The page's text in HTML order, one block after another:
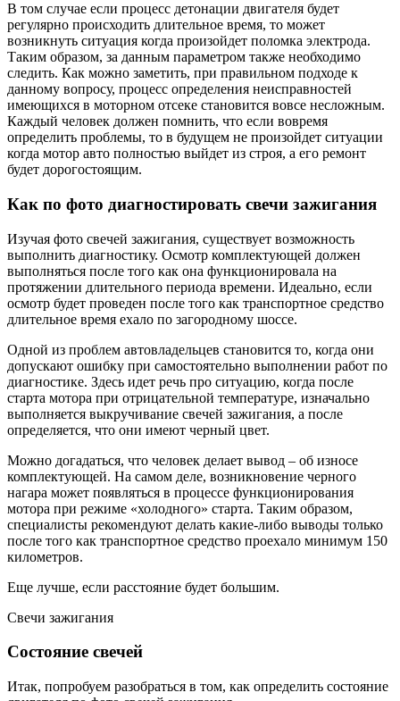
В том случае если процесс детонации двигателя будет
регулярно происходить длительное время, то может
возникнуть ситуация когда произойдет поломка электрода.
Таким образом, за данным параметром также необходимо
следить. Как можно заметить, при правильном подходе к
данному вопросу, процесс определения неисправностей
имеющихся в моторном отсеке становится вовсе несложным.
Каждый человек должен помнить, что если вовремя
определить проблемы, то в будущем не произойдет ситуации
когда мотор авто полностью выйдет из строя, а его ремонт
будет дорогостоящим.
Как по фото диагностировать свечи зажигания
Изучая фото свечей зажигания, существует возможность
выполнить диагностику. Осмотр комплектующей должен
выполняться после того как она функционировала на
протяжении длительного периода времени. Идеально, если
осмотр будет проведен после того как транспортное средство
длительное время ехало по загородному шоссе.
Одной из проблем автовладельцев становится то, когда они
допускают ошибку при самостоятельно выполнении работ по
диагностике. Здесь идет речь про ситуацию, когда после
старта мотора при отрицательной температуре, изначально
выполняется выкручивание свечей зажигания, а после
определяется, что они имеют черный цвет.
Можно догадаться, что человек делает вывод – об износе
комплектующей. На самом деле, возникновение черного
нагара может появляться в процессе функционирования
мотора при режиме «холодного» старта. Таким образом,
специалисты рекомендуют делать какие-либо выводы только
после того как транспортное средство проехало минимум 150
километров.
Еще лучше, если расстояние будет большим.
Свечи зажигания
Состояние свечей
Итак, попробуем разобраться в том, как определить состояние